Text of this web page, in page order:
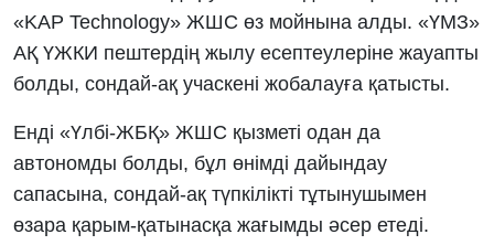
«KAP Technology» ЖШС өз мойнына алды. «ҮМЗ»
АҚ ҮЖКИ пештердің жылу есептеулеріне жауапты
болды, сондай-ақ учаскені жобалауға қатысты.
Енді «Үлбі-ЖБҚ» ЖШС қызметі одан да
автономды болды, бұл өнімді дайындау
сапасына, сондай-ақ түпкілікті тұтынушымен
өзара қарым-қатынасқа жағымды әсер етеді.